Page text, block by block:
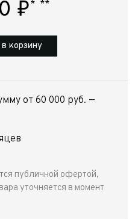
₽* **
корзину
от 60 000 руб. —
публичной офертой,
уточняется в момент